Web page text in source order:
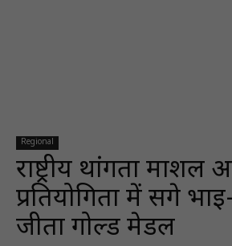
Regional
राष्ट्रीय थांगता मार्शल
प्रतियोगिता में सगे
जीता गोल्ड मेडल